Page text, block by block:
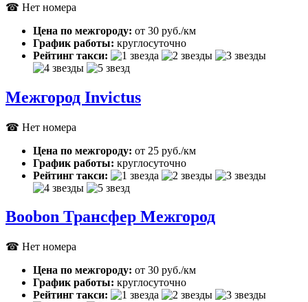
☎ Нет номера
Цена по межгороду: от 30 руб./км
График работы: круглосуточно
Рейтинг такси:
Межгород Invictus
☎ Нет номера
Цена по межгороду: от 25 руб./км
График работы: круглосуточно
Рейтинг такси:
Boobon Трансфер Межгород
☎ Нет номера
Цена по межгороду: от 30 руб./км
График работы: круглосуточно
Рейтинг такси: